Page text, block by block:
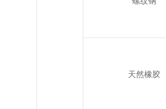
天然橡胶